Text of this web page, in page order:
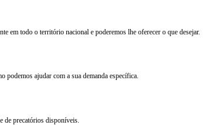
em todo o território nacional e poderemos lhe oferecer o que desejar.
podemos ajudar com a sua demanda específica.
de precatórios disponíveis.